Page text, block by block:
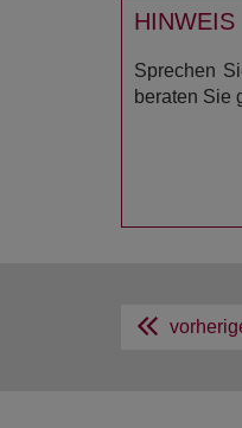
HINWEIS
Sprechen
beraten Sie